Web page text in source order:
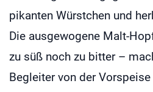
pikanten Würstchen und
Die ausgewogene Malt-
zu süß noch zu bitter –
Begleiter von der